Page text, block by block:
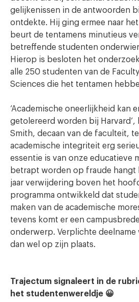
gelijkenissen in de antwoorden
ontdekte. Hij ging ermee naar
beurt de tentamens minutieus
betreffende studenten
Hierop is besloten het
alle 250 studenten van de
Sciences die het tentamen
‘Academische oneerlijkheid kan
getolereerd worden bij Harvard’,
Smith, decaan van de faculteit, te
academische integriteit erg
essentie is van onze educatieve
betrapt worden op fraude hangt
jaar verwijdering boven het
programma ontwikkeld dat
maken van de academische
tevens komt er een
onderwerp. Verplichte deelname
dan wel op zijn plaats.
Trajectum signaleert in de
het studentenwereldje 😀